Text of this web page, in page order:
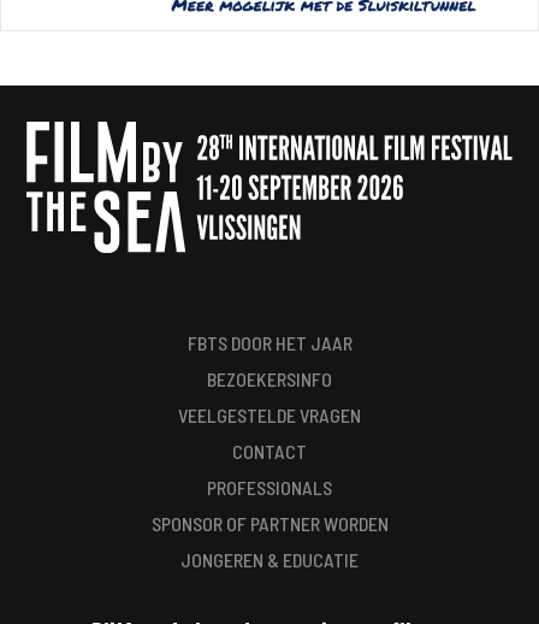
FBTS DOOR HET JAAR
BEZOEKERSINFO
VEELGESTELDE VRAGEN
CONTACT
PROFESSIONALS
SPONSOR OF PARTNER WORDEN
JONGEREN & EDUCATIE